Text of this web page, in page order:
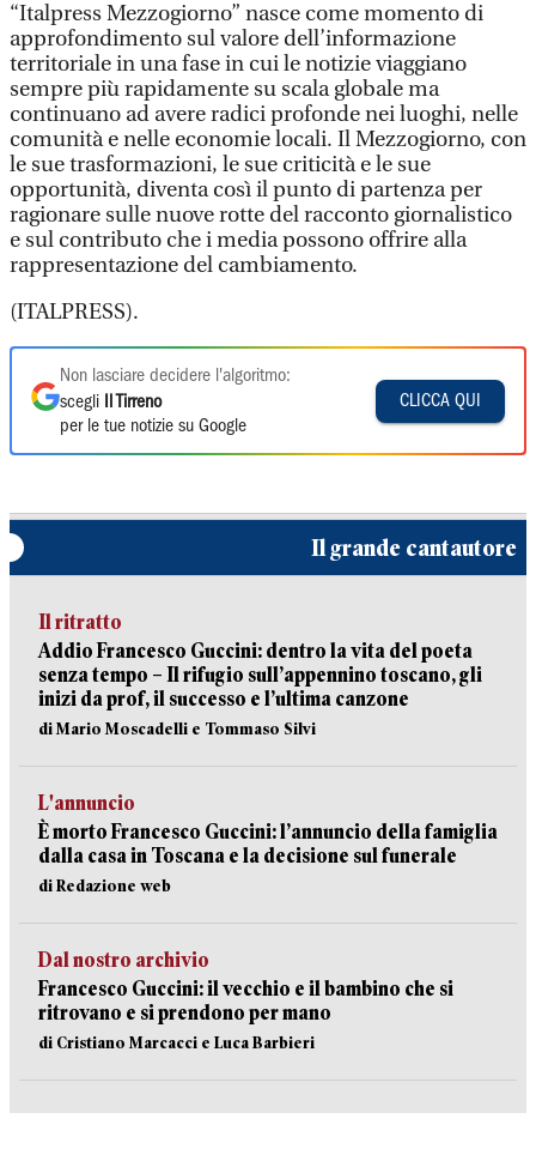
“Italpress Mezzogiorno” nasce come momento di
approfondimento sul valore dell’informazione
territoriale in una fase in cui le notizie viaggiano
sempre più rapidamente su scala globale ma
continuano ad avere radici profonde nei luoghi, nelle
comunità e nelle economie locali. Il Mezzogiorno, con
le sue trasformazioni, le sue criticità e le sue
opportunità, diventa così il punto di partenza per
ragionare sulle nuove rotte del racconto giornalistico
e sul contributo che i media possono offrire alla
rappresentazione del cambiamento.
(ITALPRESS).
Non lasciare decidere l'algoritmo:
scegli
Il Tirreno
per le tue notizie su Google
CLICCA QUI
Il grande cantautore
Il ritratto
Addio Francesco Guccini: dentro la vita del poeta
senza tempo – Il rifugio sull’appennino toscano, gli
inizi da prof, il successo e l’ultima canzone
di Mario Moscadelli e Tommaso Silvi
L'annuncio
È morto Francesco Guccini: l’annuncio della famiglia
dalla casa in Toscana e la decisione sul funerale
di Redazione web
Dal nostro archivio
Francesco Guccini: il vecchio e il bambino che si
ritrovano e si prendono per mano
di Cristiano Marcacci e Luca Barbieri